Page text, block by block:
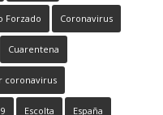
Forzado Coronavirus
Cuarentena
coronavirus
Escolta España